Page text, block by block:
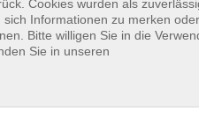
Cookies wurden als
Informationen zu merken
Bitte willigen Sie in die
Sie in unseren